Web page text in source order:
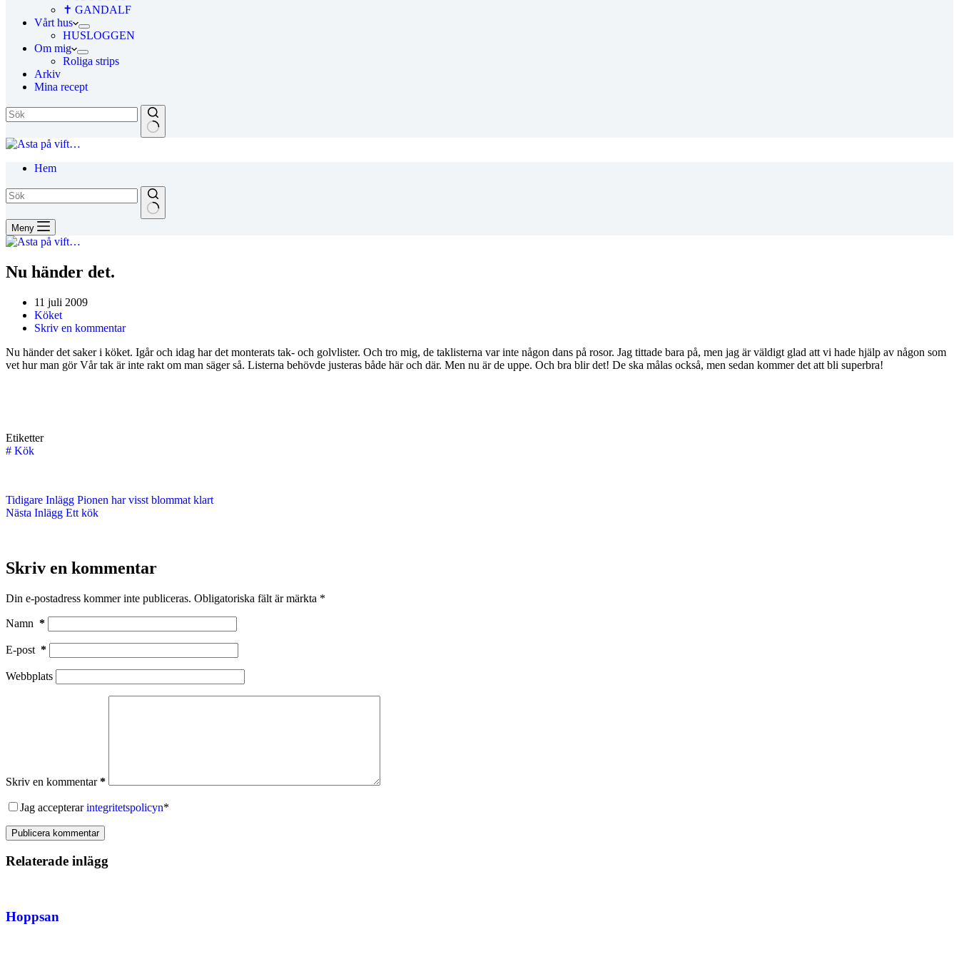
✝ GANDALF
Vårt hus
HUSLOGGEN
Om mig
Roliga strips
Arkiv
Mina recept
Hem
Meny
Nu händer det.
11 juli 2009
Köket
Skriv en kommentar
Nu händer det saker i köket. Igår och idag har det monterats tak- och golvlister. Och tro mig, de taklisterna var inte någon dans på rosor. Jag tittade bara på, men jag är väldigt glad att vi hade hjälp av någon som
vet hur man gör Vår tak är inte rakt om man säger så. Listerna behövde justeras både här och där. Men nu är de uppe. Och bra blir det! De ska målas också, men sedan kommer det att bli superbra!
Etiketter
# Kök
Tidigare Inlägg Pionen har visst blommat klart
Nästa Inlägg Ett kök
Skriv en kommentar
Din e-postadress kommer inte publiceras. Obligatoriska fält är märkta *
Namn *
E-post *
Webbplats
Skriv en kommentar*
Jag accepterarintegritetspolicyn*
Publicera kommentar
Relaterade inlägg
Hoppsan